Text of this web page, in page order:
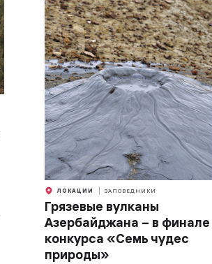
ЛОКАЦИИ ЗАПОВЕДНИКИ
Грязевые вулканы
Азербайджана – в финале
конкурса «Семь чудес
природы»